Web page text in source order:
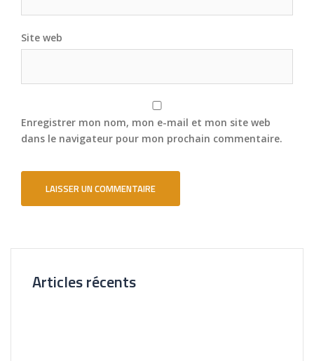
Site web
Enregistrer mon nom, mon e-mail et mon site web
dans le navigateur pour mon prochain commentaire.
Articles récents